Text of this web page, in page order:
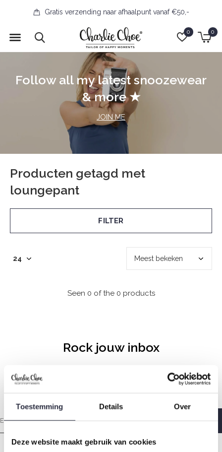
Toestemming Details Over
Deze website maakt gebruik van cookies
0 0
Gratis verzending naar afhaalpunt vanaf €50,-
Follow all my latest snoozewear
& more ★
JOIN ME
Producten getagd met
loungepant
FILTER
Seen 0 of the 0 products
Rock jouw inbox
Elke zondagochtend met liefde gemaakt zodat jij heerlijk